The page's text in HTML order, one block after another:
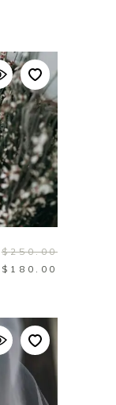
$250.00
$ 180.00